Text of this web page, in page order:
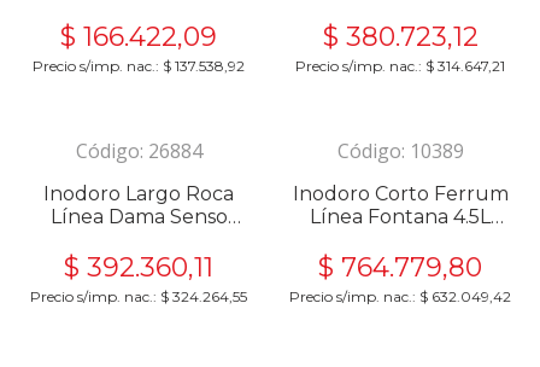
$166.422,09
Precio s/imp. nac.: $137.538,92
$ 380.723,12
Precio s/imp. nac.: $314.647,21
Código: 26884
Inodoro Largo Roca
Línea Dama Senso
$392.360,11
Precio s/imp. nac.: $324.264,55
Código: 10389
Inodoro Corto Ferrum
Línea Fontana 4.5L
$ 764.779,80
Precio s/imp. nac.: $ 632.049,42